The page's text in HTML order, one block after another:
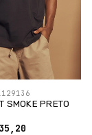
SMOKE PRETO